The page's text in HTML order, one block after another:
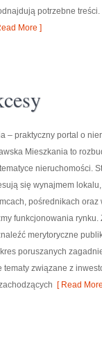
potrzebne
More ]
– praktyczny portal o
Mieszkania to
nieruchomości.
się wynajmem
pośrednikach
funkcjonowania
merytoryczne
poruszanych
związane z
[ Read